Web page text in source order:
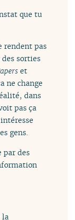
que tu
rendent pas
sorties
et
ne change
dans
pas ça
gens.
par des
la